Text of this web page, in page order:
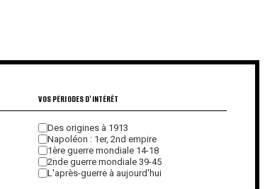
VOS PÉRIODES D'INTÉRÊT
Des origines à 1913
Napoléon : 1er, 2nd empire
1ère guerre mondiale 14-18
2nde guerre mondiale 39-45
L'après-guerre à aujourd'hui